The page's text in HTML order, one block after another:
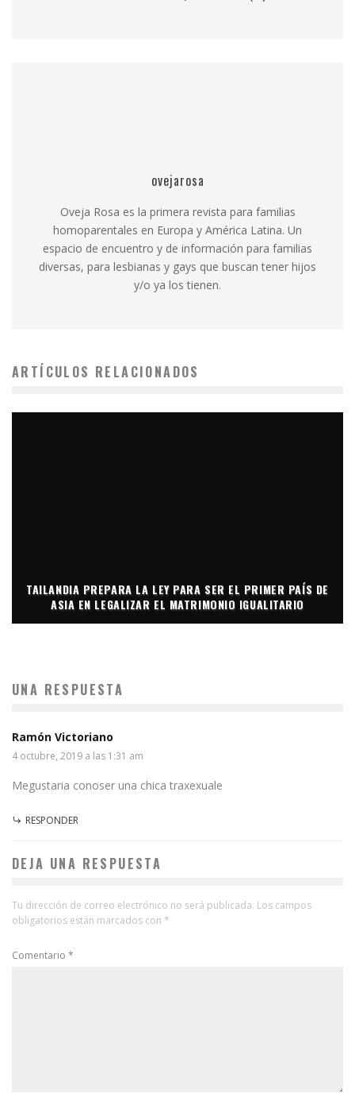
ovejarosa
Oveja Rosa es la primera revista para familias
homoparentales en Europa y América Latina. Un
espacio de encuentro y de información para familias
diversas, para lesbianas y gays que buscan tener hijos
y/o ya los tienen.
ARTÍCULOS RELACIONADOS
TAILANDIA PREPARA LA LEY PARA SER EL PRIMER PAÍS DE
ASIA EN LEGALIZAR EL MATRIMONIO IGUALITARIO
UNA RESPUESTA
Ramón Victoriano
4 octubre, 2019 a las 1:31 am
Megustaria conoser una chica traxexuale
RESPONDER
DEJA UNA RESPUESTA
Tu dirección de correo electrónico no será publicada. Los campos
obligatorios están marcados con *
Comentario *